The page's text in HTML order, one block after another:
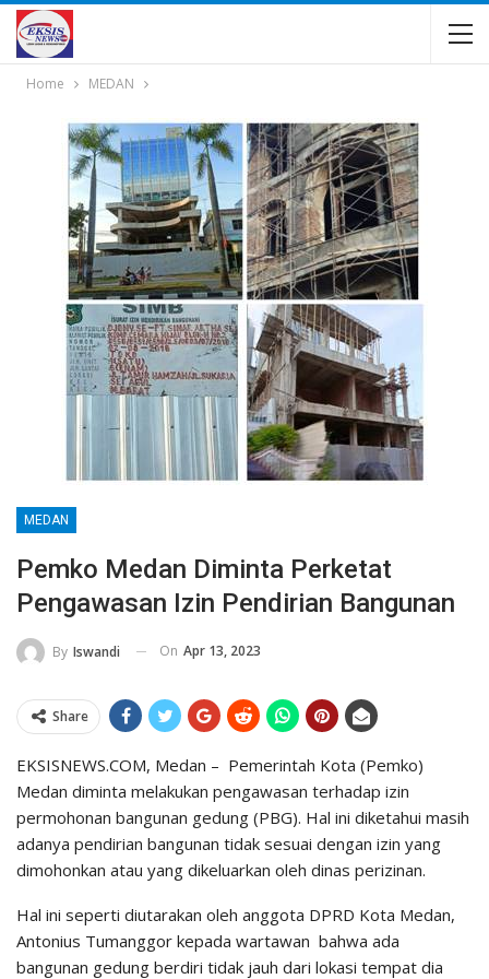
Home MEDAN
MEDAN
Pemko Medan Diminta Perketat
Pengawasan Izin Pendirian Bangunan
By Iswandi On Apr 13, 2023
Share
EKSISNEWS.COM, Medan – Pemerintah Kota (Pemko)
Medan diminta melakukan pengawasan terhadap izin
permohonan bangunan gedung (PBG). Hal ini diketahui masih
adanya pendirian bangunan tidak sesuai dengan izin yang
dimohonkan atau yang dikeluarkan oleh dinas perizinan.
Hal ini seperti diutarakan oleh anggota DPRD Kota Medan,
Antonius Tumanggor kepada wartawan bahwa ada
bangunan gedung berdiri tidak jauh dari lokasi tempat dia